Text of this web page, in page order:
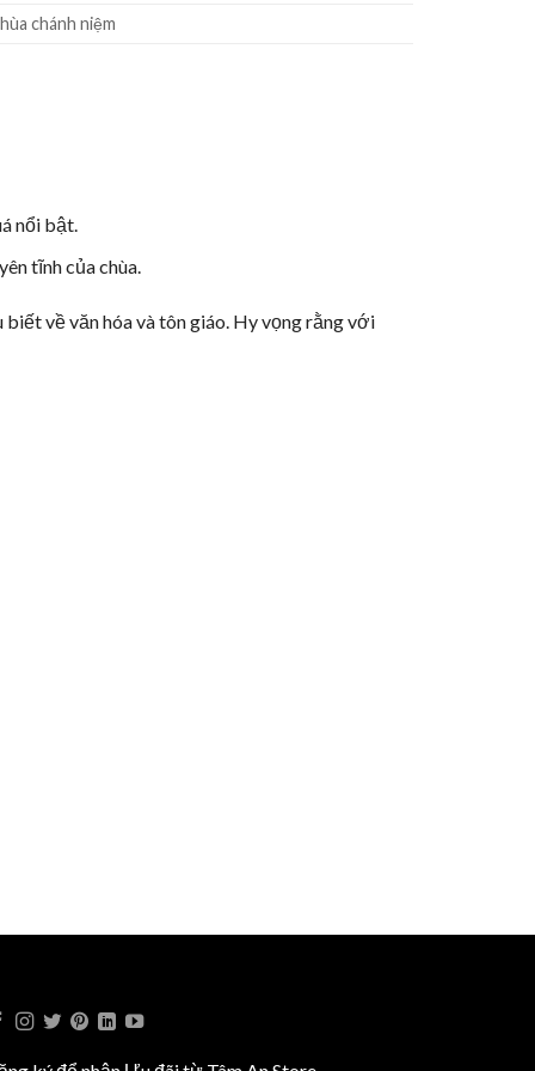
chánh niệm
nổi bật.
tĩnh của chùa.
biết về văn hóa và tôn giáo. Hy vọng rằng với